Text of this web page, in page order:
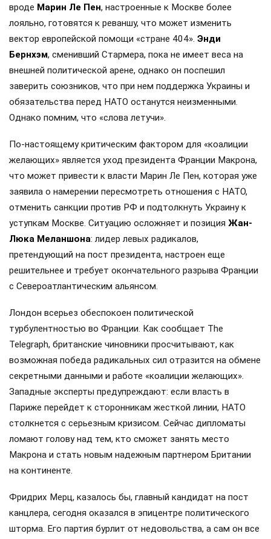
вроде Марин Ле Пен, настроенные к Москве более
лояльно, готовятся к реваншу, что может изменить
вектор европейской помощи «стране 404». Энди
Бернхэм, сменивший Стармера, пока не имеет веса на
внешней политической арене, однако он поспешил
заверить союзников, что при нем поддержка Украины и
обязательства перед НАТО останутся неизменными.
Однако помним, что «слова летучи».
По-настоящему критическим фактором для «коалиции
желающих» является уход президента Франции Макрона,
что может привести к власти Марин Ле Пен, которая уже
заявила о намерении пересмотреть отношения с НАТО,
отменить санкции против РФ и подтолкнуть Украину к
уступкам Москве. Ситуацию осложняет и позиция Жан-
Люка Меланшона: лидер левых радикалов,
претендующий на пост президента, настроен еще
решительнее и требует окончательного разрыва Франции
с Североатлантическим альянсом.
Лондон всерьез обеспокоен политической
турбулентностью во Франции. Как сообщает The
Telegraph, британские чиновники просчитывают, как
возможная победа радикальных сил отразится на обмене
секретными данными и работе «коалиции желающих».
Западные эксперты предупреждают: если власть в
Париже перейдет к сторонникам жесткой линии, НАТО
столкнется с серьезным кризисом. Сейчас дипломаты
ломают голову над тем, кто сможет занять место
Макрона и стать новым надежным партнером Британии
на континенте.
Фридрих Мерц, казалось бы, главный кандидат на пост
канцлера, сегодня оказался в эпицентре политического
шторма. Его партия бурлит от недовольства, а сам он все